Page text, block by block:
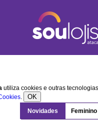
utiliza cookies e outras
. OK
Novidades Feminino